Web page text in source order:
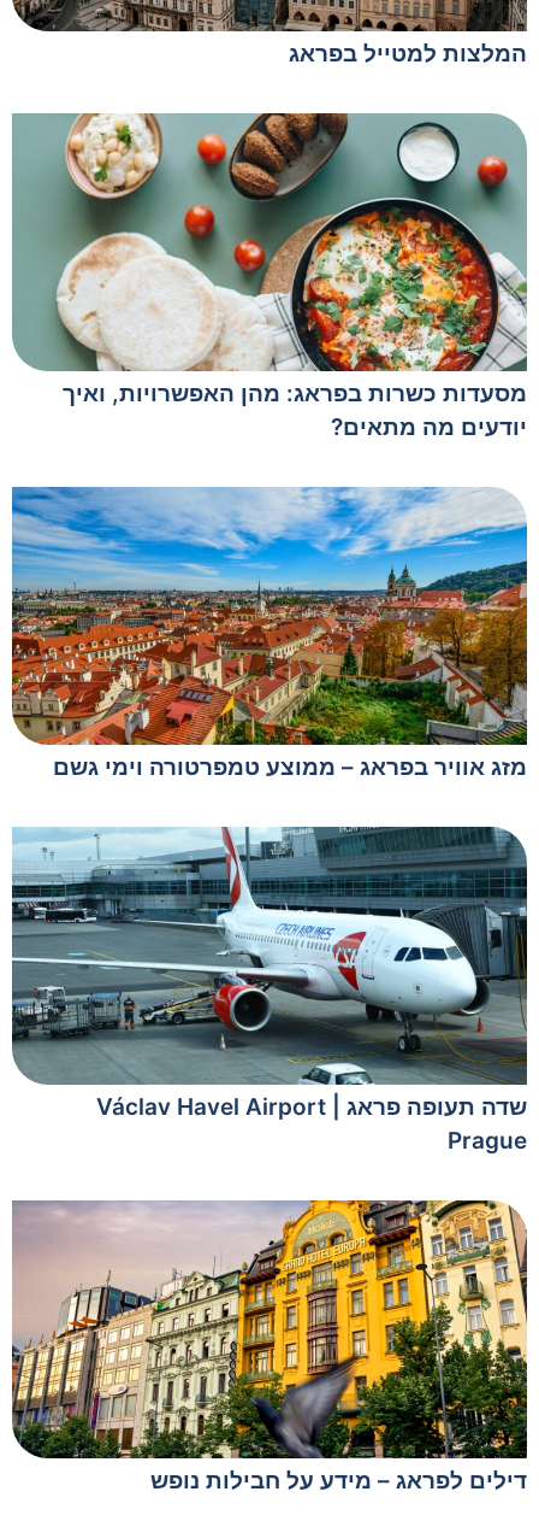
המלצות למטייל בפראג
מסעדות כשרות בפראג: מהן האפשרויות, ואיך
יודעים מה מתאים?
מזג אוויר בפראג – ממוצע טמפרטורה וימי גשם
שדה תעופה פראג | Václav Havel Airport
Prague
דילים לפראג – מידע על חבילות נופש